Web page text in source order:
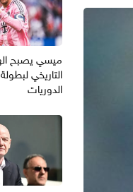
ميسي يصبح
التاريخي
الدوريات